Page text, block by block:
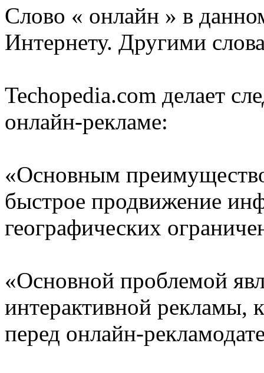
Слово « онлайн » в
Интернету. Другими
Techopedia.com делает
онлайн-рекламе:
«Основным
быстрое продвижение
географических
«Основной проблемой
интерактивной рекламы,
перед онлайн-